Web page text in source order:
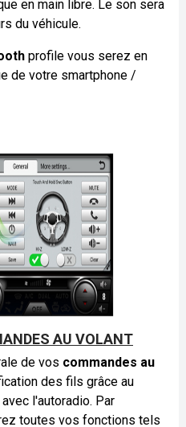
en main libre. Le son sera
du véhicule.
profile vous serez en
de votre smartphone /
AU VOLANT
de vos commandes au
des fils grâce au
l'autoradio. Par
toutes vos fonctions tels